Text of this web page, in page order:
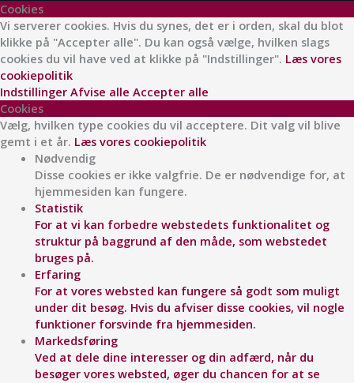
Cookies
Vi serverer cookies. Hvis du synes, det er i orden, skal du blot
klikke på "Accepter alle". Du kan også vælge, hvilken slags
cookies du vil have ved at klikke på "Indstillinger". Læs vores
cookiepolitik
Indstillinger Afvise alle Accepter alle
Cookies
Vælg, hvilken type cookies du vil acceptere. Dit valg vil blive
gemt i et år. Læs vores cookiepolitik
Nødvendig
Disse cookies er ikke valgfrie. De er nødvendige for, at
hjemmesiden kan fungere.
Statistik
For at vi kan forbedre webstedets funktionalitet og
struktur på baggrund af den måde, som webstedet
bruges på.
Erfaring
For at vores websted kan fungere så godt som muligt
under dit besøg. Hvis du afviser disse cookies, vil nogle
funktioner forsvinde fra hjemmesiden.
Markedsføring
Ved at dele dine interesser og din adfærd, når du
besøger vores websted, øger du chancen for at se